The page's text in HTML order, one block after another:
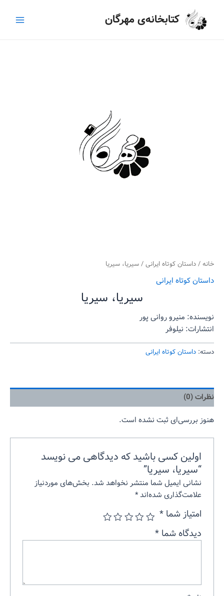
کتابخانه‌ی مهرگان
Menu
خانه/داستان کوتاه ایرانی/ سیریا، سیریا
داستان کوتاه ایرانی
سیریا، سیریا
نویسنده: منیرو روانی پور
انتشارات: نیلوفر
دسته: داستان کوتاه ایرانی
نظرات (0)
هنوز بررسی‌ای ثبت نشده است.
اولین کسی باشید که دیدگاهی می نویسد
“سیریا، سیریا”
نشانی ایمیل شما منتشر نخواهد شد. بخش‌های موردنیاز
علامت‌گذاری شده‌اند*
امتیاز شما*
دیدگاه شما*